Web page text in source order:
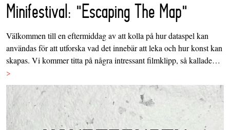
Minifestival: "Escaping The Map"
Välkommen till en eftermiddag av att kolla på hur dataspel kan
användas för att utforska vad det innebär att leka och hur konst kan
skapas. Vi kommer titta på några intressant filmklipp, så kallade…
>